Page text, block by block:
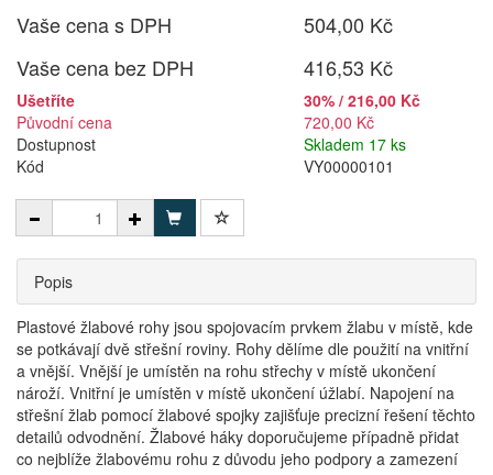
Vaše cena s DPH
504,00 Kč
Vaše cena bez DPH
416,53 Kč
Ušetříte
30% / 216,00 Kč
Původní cena
720,00 Kč
Dostupnost
Skladem 17 ks
Kód
VY00000101
Popis
Plastové žlabové rohy jsou spojovacím prvkem žlabu v místě, kde
se potkávají dvě střešní roviny. Rohy dělíme dle použití na vnitřní
a vnější. Vnější je umístěn na rohu střechy v místě ukončení
nároží. Vnitřní je umístěn v místě ukončení úžlabí. Napojení na
střešní žlab pomocí žlabové spojky zajišťuje precizní řešení těchto
detailů odvodnění. Žlabové háky doporučujeme případně přidat
co nejblíže žlabovému rohu z důvodu jeho podpory a zamezení